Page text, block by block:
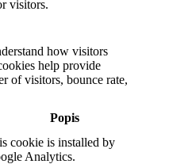
visitors.
how visitors
help provide
of visitors, bounce rate,
Popis
cookie is installed by
Analytics.